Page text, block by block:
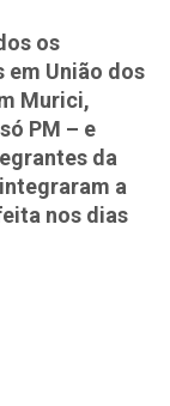
os
em União dos
Murici,
PM – e
da
a
nos dias